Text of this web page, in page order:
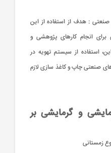
: هدف از استفاده از این
انجام کارهای پژوهشی و
استفاده از سیستم تهویه در
صنعتی چاپ و کاغذ سازی لازم
و گرمایشی بر
زمستانی